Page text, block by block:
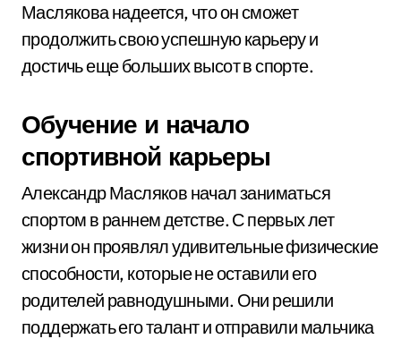
Маслякова надеется, что он сможет
продолжить свою успешную карьеру и
достичь еще больших высот в спорте.
Обучение и начало
спортивной карьеры
Александр Масляков начал заниматься
спортом в раннем детстве. С первых лет
жизни он проявлял удивительные физические
способности, которые не оставили его
родителей равнодушными. Они решили
поддержать его талант и отправили мальчика